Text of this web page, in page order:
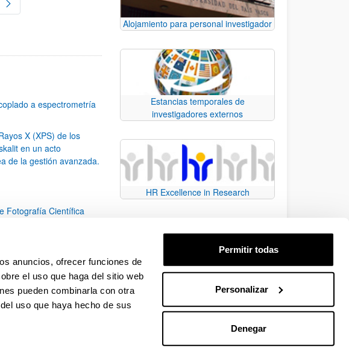
anuncios, ofrecer funciones de
el uso que haga del sitio web
pueden combinarla con otra
uso que haya hecho de sus
Permitir todas
Personalizar
Denegar
Use TAB para desplazarse.
a espectrometría
X (XPS) de los
en un acto
de la gestión avanzada.
Fotografía Científica
Evaluación de la
para desplazarse.
intermedias Use TAB para desplazarse.
Página
79
Alojamiento para personal investigador
Estancias temporales de
investigadores externos
HR Excellence in Research